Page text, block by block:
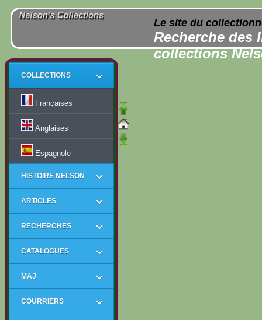
Le site du
Recherche des
collections
COLLECTIONS
Françaises
Anglaises
Espagnole
HISTOIRE NELSON
ARTICLES
RECHERCHES
CATALOGUES
MAJ
COURRIERS